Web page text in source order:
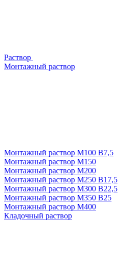
Раствор
Монтажный раствор
Монтажный раствор М100 В7,5
Монтажный раствор М150
Монтажный раствор М200
Монтажный раствор М250 В17,5
Монтажный раствор М300 В22,5
Монтажный раствор М350 В25
Монтажный раствор М400
Кладочный раствор